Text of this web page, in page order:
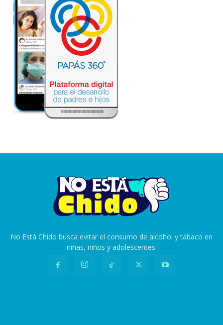
No Está Chido busca evitar el consumo de alcohol y tabaco en
niñas, niños y adolescentes.